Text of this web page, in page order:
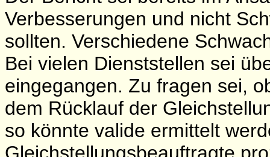
Verbesserungen und nicht
sollten. Verschiedene
Bei vielen Dienststellen sei
eingegangen. Zu fragen sei,
dem Rücklauf der
so könnte valide ermittelt